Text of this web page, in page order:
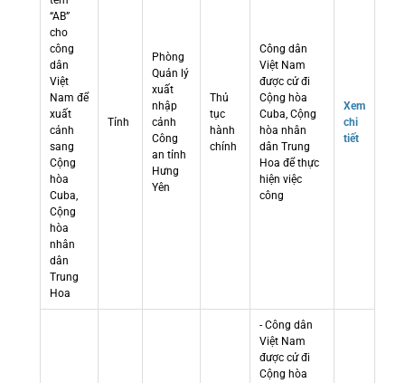
“AB”
cho
công
dân
Việt
Nam để
xuất
cảnh
sang
Cộng
hòa
Cuba,
Cộng
hòa
nhân
dân
Trung
Hoa
Tỉnh
Phòng
Quản lý
xuất
nhập
cảnh
Công
an tỉnh
Hưng
Yên
Thủ
tục
hành
chính
Công dân
Việt Nam
được cử đi
Cộng hòa
Cuba, Cộng
hòa nhân
dân Trung
Hoa để thực
hiện việc
công
Xem
chi
tiết
- Công dân
Việt Nam
được cử đi
Cộng hòa